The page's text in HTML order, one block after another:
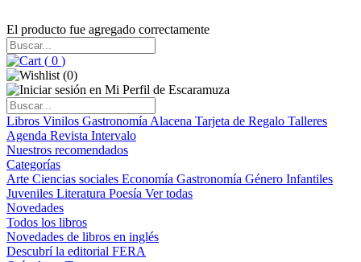
El producto fue agregado correctamente
( 0 )
(0)
Libros Vinilos Gastronomía Alacena Tarjeta de Regalo Talleres
Agenda Revista Intervalo
Nuestros recomendados
Categorías
Arte Ciencias sociales Economía Gastronomía Género Infantiles
Juveniles Literatura Poesía Ver todas
Novedades
Todos los libros
Novedades de libros en inglés
Descubrí la editorial FERA